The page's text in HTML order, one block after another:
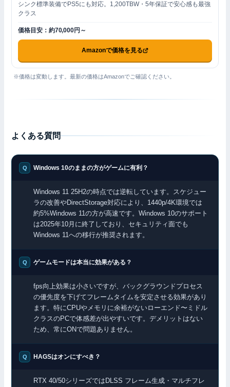
シンク標準装備でPS5にも対応。1,200TBW・5年保証で安心感も最強
クラス
価格目安：約70,000円～
Amazonで価格を見る
※価格は変動します。最新の価格はAmazonでご確認ください。
よくある質問
Windows 10のままの方がゲームに有利？
Windows 11 25H2の時点では逆転しています。スケジュー
ラの改善やDirectStorage対応により、1440p/4K環境では
約5%Windows 11の方が高速です。Windows 10のサポート
は2025年10月に終了しており、セキュリティ面でも
Windows 11への移行が推奨されます。
ゲームモードは本当に効果がある？
fps向上効果は小さいですが、バックグラウンドプロセス
の優先度を下げてフレームタイムを安定させる効果があり
ます。特にCPUやメモリに余裕がないローエンド〜ミドル
クラスのPCで体感差が出やすいです。デメリットはない
ため、常にONで問題ありません。
HAGSはオンにすべき？
RTX 40/50シリーズではDLSS フレーム生成・マルチフレ